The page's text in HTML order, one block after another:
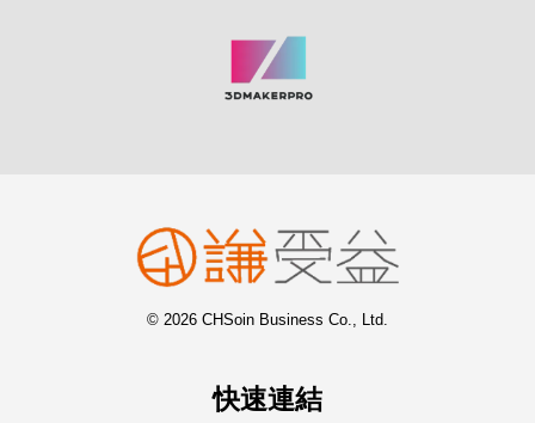
© 2026 CHSoin Business Co., Ltd.
快速連結